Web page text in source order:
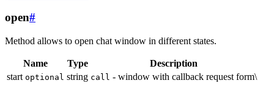
open#
Method allows to open chat window in different states.
Name Type
Description
start optional string call - window with callback request form\